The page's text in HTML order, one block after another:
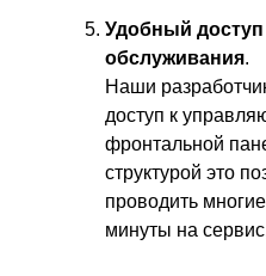
Удобный доступ
обслуживания.
Наши
доступ к
фронтальной
структурой это
проводить
минуты на